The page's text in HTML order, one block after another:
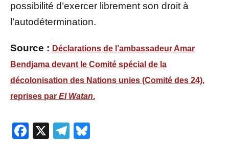
possibilité d’exercer librement son droit à
l’autodétermination.
Source : Déclarations de l’ambassadeur Amar
Bendjama devant le Comité spécial de la
décolonisation des Nations unies (Comité des 24),
reprises par El Watan.
Facebook
X Telegram